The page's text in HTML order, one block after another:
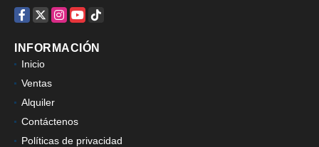
Facebook
X Instagram
YouTube
TikTok
INFORMACIÓN
Inicio
Ventas
Alquiler
Contáctenos
Políticas de privacidad